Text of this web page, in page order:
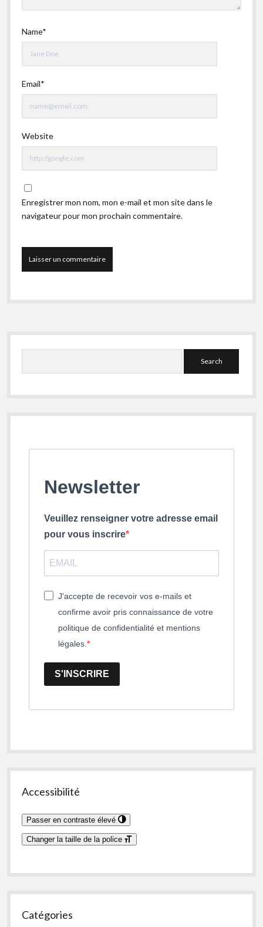
Name*
Email*
Website
Enregistrer mon nom, mon e-mail et mon site dans le
navigateur pour mon prochain commentaire.
Sidebar
Newsletter
Veuillez renseigner votre adresse email
pour vous inscrire
J'accepte de recevoir vos e-mails et
confirme avoir pris connaissance de votre
politique de confidentialité et mentions
légales.
S'INSCRIRE
Accessibilité
Passer en contraste élevé
Changer la taille de la police
Catégories